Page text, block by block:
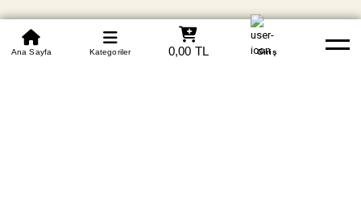
0850 305 09 70
Beden Tablosu Banka Hesapları Whatsapp Yardım
Ana Sayfa Kategoriler 0,00 TL Giriş